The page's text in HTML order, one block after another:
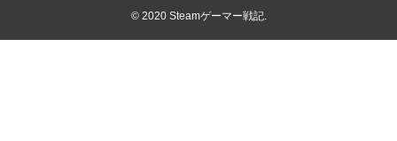
© 2020 Steamゲーマー戦記.